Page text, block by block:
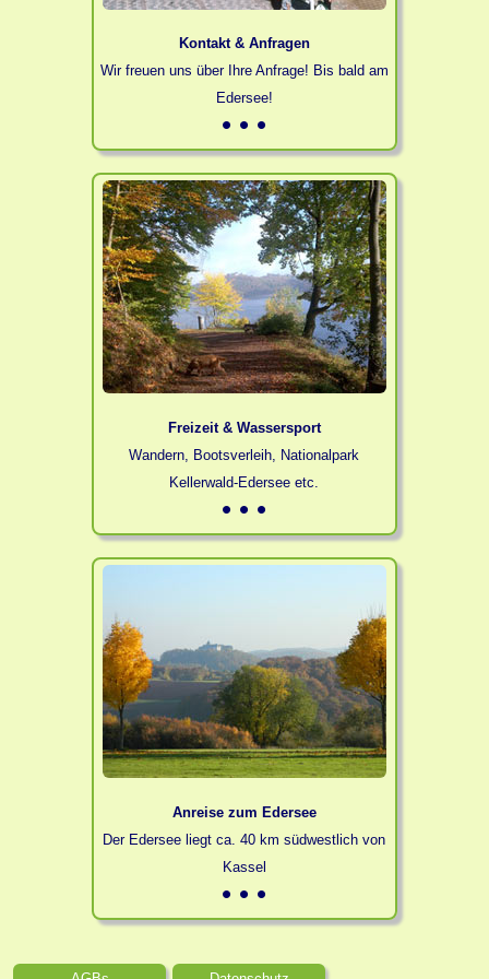
Kontakt & Anfragen
Wir freuen uns über Ihre Anfrage! Bis bald am
Edersee!
Freizeit & Wassersport
Wandern, Bootsverleih, Nationalpark
Kellerwald-Edersee etc.
Anreise zum Edersee
Der Edersee liegt ca. 40 km südwestlich von
Kassel